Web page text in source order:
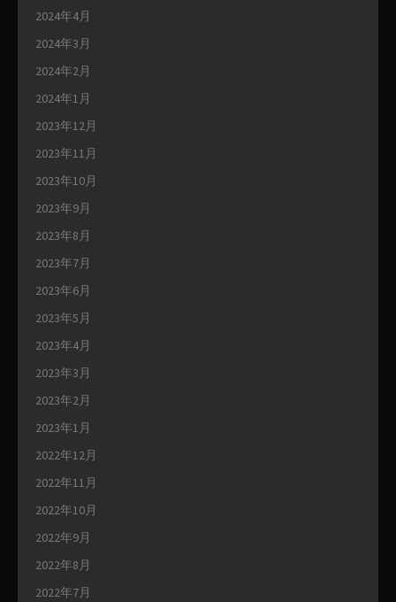
2024年4月
2024年3月
2024年2月
2024年1月
2023年12月
2023年11月
2023年10月
2023年9月
2023年8月
2023年7月
2023年6月
2023年5月
2023年4月
2023年3月
2023年2月
2023年1月
2022年12月
2022年11月
2022年10月
2022年9月
2022年8月
2022年7月